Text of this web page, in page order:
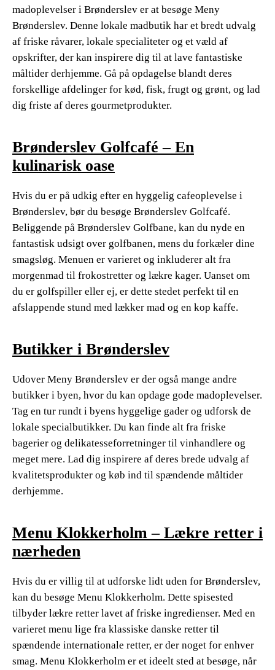
madoplevelser i Brønderslev er at besøge Meny
Brønderslev. Denne lokale madbutik har et bredt udvalg
af friske råvarer, lokale specialiteter og et væld af
opskrifter, der kan inspirere dig til at lave fantastiske
måltider derhjemme. Gå på opdagelse blandt deres
forskellige afdelinger for kød, fisk, frugt og grønt, og lad
dig friste af deres gourmetprodukter.
Brønderslev Golfcafé – En
kulinarisk oase
Hvis du er på udkig efter en hyggelig cafeoplevelse i
Brønderslev, bør du besøge Brønderslev Golfcafé.
Beliggende på Brønderslev Golfbane, kan du nyde en
fantastisk udsigt over golfbanen, mens du forkæler dine
smagsløg. Menuen er varieret og inkluderer alt fra
morgenmad til frokostretter og lækre kager. Uanset om
du er golfspiller eller ej, er dette stedet perfekt til en
afslappende stund med lækker mad og en kop kaffe.
Butikker i Brønderslev
Udover Meny Brønderslev er der også mange andre
butikker i byen, hvor du kan opdage gode madoplevelser.
Tag en tur rundt i byens hyggelige gader og udforsk de
lokale specialbutikker. Du kan finde alt fra friske
bagerier og delikatesseforretninger til vinhandlere og
meget mere. Lad dig inspirere af deres brede udvalg af
kvalitetsprodukter og køb ind til spændende måltider
derhjemme.
Menu Klokkerholm – Lækre retter i
nærheden
Hvis du er villig til at udforske lidt uden for Brønderslev,
kan du besøge Menu Klokkerholm. Dette spisested
tilbyder lækre retter lavet af friske ingredienser. Med en
varieret menu lige fra klassiske danske retter til
spændende internationale retter, er der noget for enhver
smag. Menu Klokkerholm er et ideelt sted at besøge, når